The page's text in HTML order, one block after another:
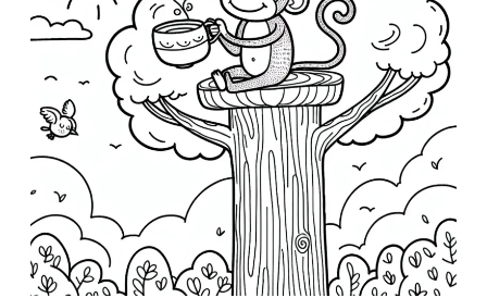
i
o